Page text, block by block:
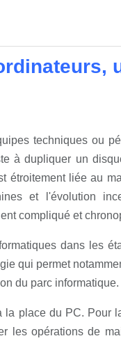
techniques ou
à dupliquer un
étroitement liée au
et l'évolution
compliqué et
dans les
qui permet
du parc informatique.
la place du PC. Pour
les opérations de